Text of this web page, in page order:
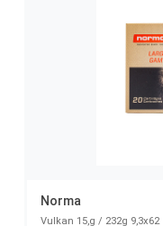
Norma
Vulkan 15,g / 232g 9,3x62